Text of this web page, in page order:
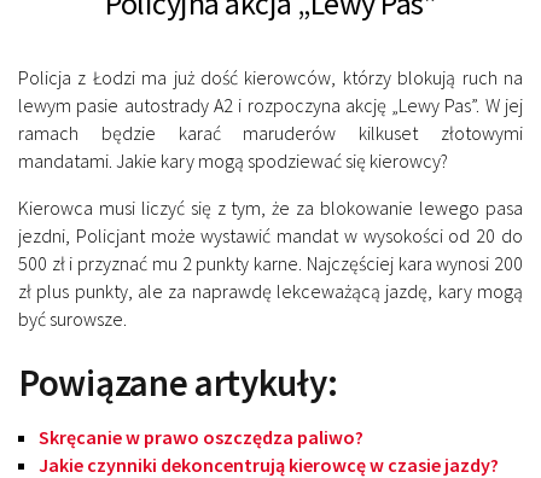
Policja z Łodzi ma już dość kierowców, którzy blokują ruch na
lewym pasie autostrady A2 i rozpoczyna akcję „Lewy Pas”. W jej
ramach będzie karać maruderów kilkuset złotowymi
mandatami. Jakie kary mogą spodziewać się kierowcy?
Kierowca musi liczyć się z tym, że za blokowanie lewego pasa
jezdni, Policjant może wystawić mandat w wysokości od 20 do
500 zł i przyznać mu 2 punkty karne. Najczęściej kara wynosi 200
zł plus punkty, ale za naprawdę lekceważącą jazdę, kary mogą
być surowsze.
Powiązane artykuły:
Skręcanie w prawo oszczędza paliwo?
Jakie czynniki dekoncentrują kierowcę w czasie jazdy?